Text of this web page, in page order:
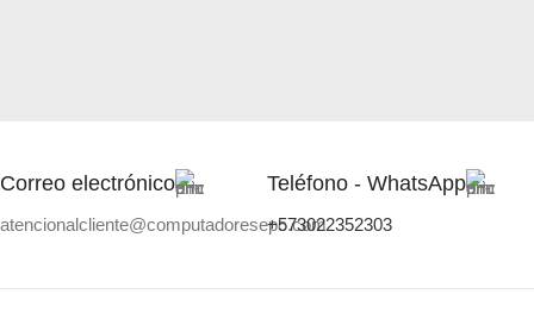
Correo electrónico
atencionalcliente@computadoresepc.com
Teléfono - WhatsApp
+573022352303